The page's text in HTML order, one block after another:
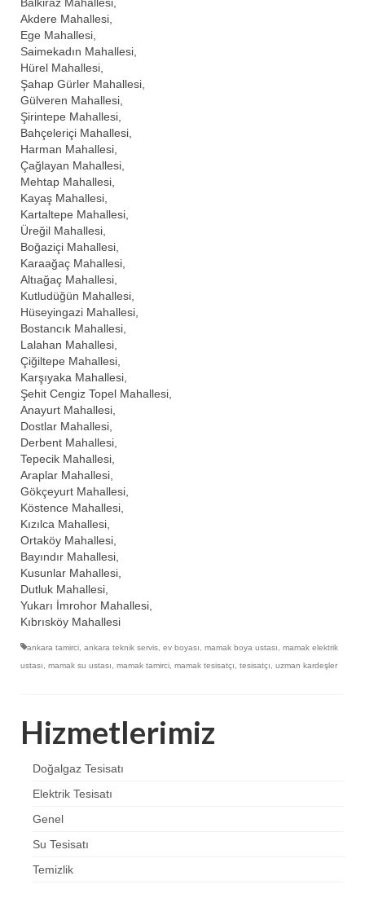
Akdere Mahallesi,
Ege Mahallesi,
Saimekadın Mahallesi,
Hürel Mahallesi,
Şahap Gürler Mahallesi,
Gülveren Mahallesi,
Şirintepe Mahallesi,
Bahçeleriçi Mahallesi,
Harman Mahallesi,
Çağlayan Mahallesi,
Mehtap Mahallesi,
Kayaş Mahallesi,
Kartaltepe Mahallesi,
Üreğil Mahallesi,
Boğaziçi Mahallesi,
Karaağaç Mahallesi,
Altıağaç Mahallesi,
Kutludüğün Mahallesi,
Hüseyingazi Mahallesi,
Bostancık Mahallesi,
Lalahan Mahallesi,
Çiğiltepe Mahallesi,
Karşıyaka Mahallesi,
Şehit Cengiz Topel Mahallesi,
Anayurt Mahallesi,
Dostlar Mahallesi,
Derbent Mahallesi,
Tepecik Mahallesi,
Araplar Mahallesi,
Gökçeyurt Mahallesi,
Köstence Mahallesi,
Kızılca Mahallesi,
Ortaköy Mahallesi,
Bayındır Mahallesi,
Kusunlar Mahallesi,
Dutluk Mahallesi,
Yukarı İmrohor Mahallesi,
Kıbrısköy Mahallesi
ankara tamirci ankara teknik servis ev boyası mamak boya ustası
mamak elektrik
ustası
mamak su ustası mamak tamirci mamak tesisatçı tesisatçı uzman kardeşler
Hizmetlerimiz
Doğalgaz Tesisatı
Elektrik Tesisatı
Genel
Su Tesisatı
Temizlik